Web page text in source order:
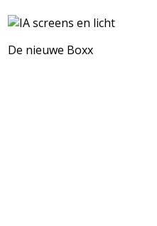
De nieuwe Boxx